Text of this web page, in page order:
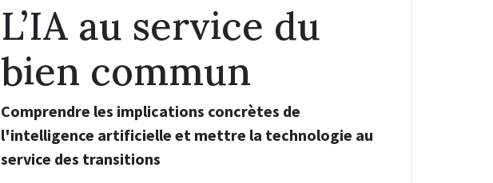
L’IA au service du
bien commun
Comprendre les implications concrètes de
l'intelligence artificielle et mettre la technologie au
service des transitions